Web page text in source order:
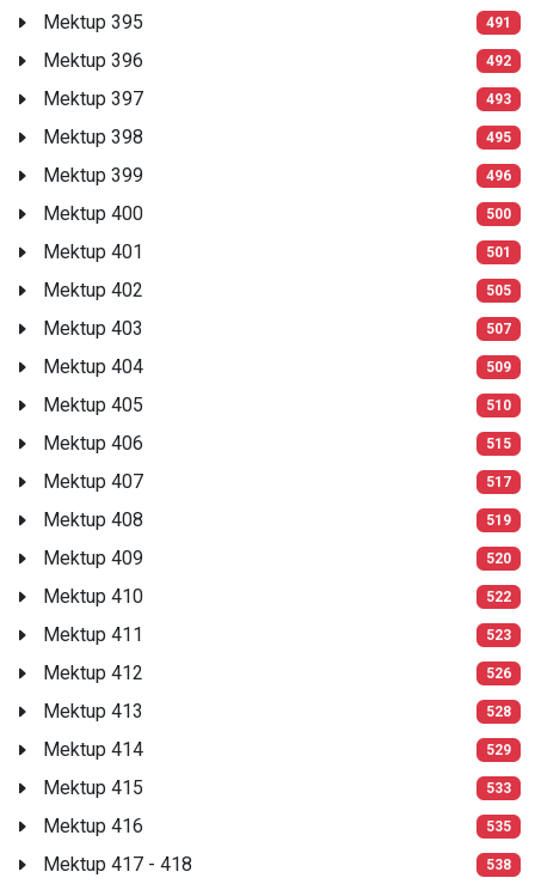
Mektup 395 491
Mektup 396 492
Mektup 397 493
Mektup 398 495
Mektup 399 496
Mektup 400 500
Mektup 401 501
Mektup 402 505
Mektup 403 507
Mektup 404 509
Mektup 405 510
Mektup 406 515
Mektup 407 517
Mektup 408 519
Mektup 409 520
Mektup 410 522
Mektup 411 523
Mektup 412 526
Mektup 413 528
Mektup 414 529
Mektup 415 533
Mektup 416 535
Mektup 417 - 418 538